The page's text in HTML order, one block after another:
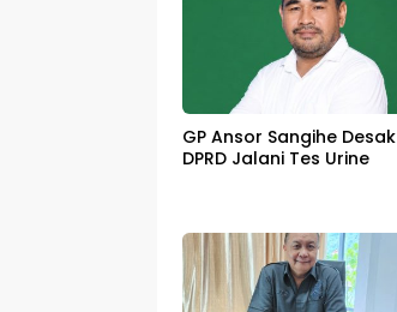
GP Ansor Sangihe Desak
DPRD Jalani Tes Urine